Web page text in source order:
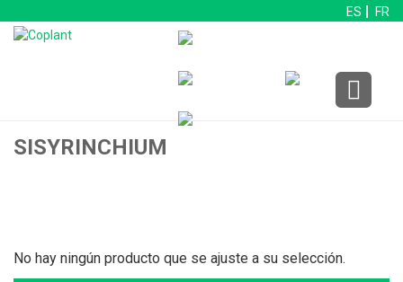
ES FR
SISYRINCHIUM
No hay ningún producto que se ajuste a su selección.